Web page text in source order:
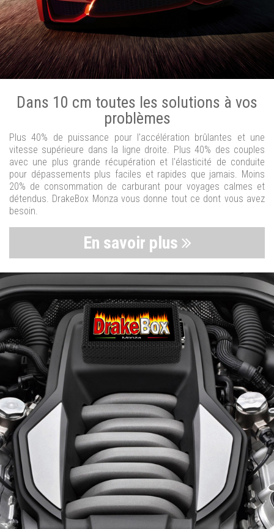
Dans 10 cm toutes les solutions à vos
problèmes
Plus 40% de puissance pour l'accélération brûlantes et une
vitesse supérieure dans la ligne droite. Plus 40% des couples
avec une plus grande récupération et l'élasticité de conduite
pour dépassements plus faciles et rapides que jamais. Moins
20% de consommation de carburant pour voyages calmes et
détendus. DrakeBox Monza vous donne tout ce dont vous avez
besoin.
En savoir plus